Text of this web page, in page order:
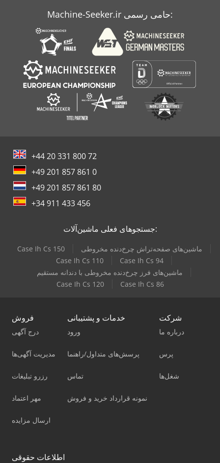
Machine-Seeker.ir حامی رسمی:
+44 20 331 800 72
+49 201 857 861 0
+49 201 857 861 80
+34 911 433 456
جستجوهای فعلی ماشین‌آلات:
Case Ih Cs 150
ماشین‌های صفحه‌تراش چرخ‌دنده مخروطی
Case Ih Cs 110
Case Ih Cs 94
ماشین‌های فرز چرخ‌دنده مخروطی با دندانه مستقیم
Case Ih Cs 120
Case Ih Cs 86
فروش
درج آگهی
مدیریت آگهی‌ها
رزرو تبلیغات
مهر اعتماد
ارسال مزایده
خدمات و پشتیبانی
ورود
پرسش‌های متداول/راهنما
تماس
نمونه قرارداد خرید و فروش
شرکت
درباره ما
پرس
شغل‌ها
اطلاعات حقوقی